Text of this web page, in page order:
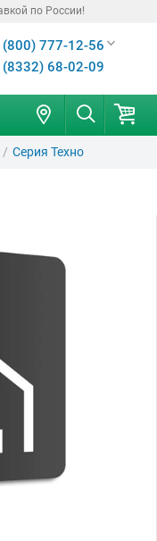
по России!
(800) 777-12-56
(8332) 68-02-09
Серия Техно